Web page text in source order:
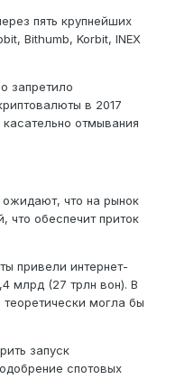
пять крупнейших
Bithumb, Korbit, INEX
запретило
в 2017
отмывания
что на рынок
что обеспечит приток
привели интернет-
млрд (27 трлн вон). В
могла бы
запуск
спотовых